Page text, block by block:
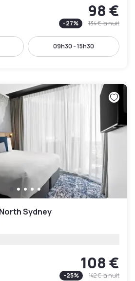
98 €
-27% 134 €la nuit
09h30 - 15h30
Sydney
108 €
-25% 142 €la nuit